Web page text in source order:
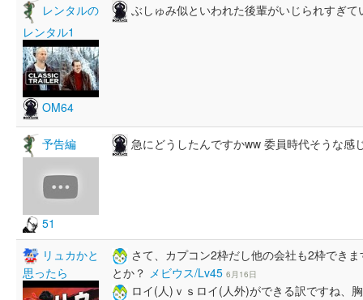
レンタルの
レンタル1
OM64
ぶしゅみ似といわれた後輩がいじられすぎ
予告編
51
急にどうしたんですかww 委員時代そうな感
リュカかと
思ったら
さて、カプコン2枠だし他の会社も2枠で
とか？ メビウス/Lv45 6月16日
ロイ(人)ｖｓロイ(人外)ができる訳ですね、